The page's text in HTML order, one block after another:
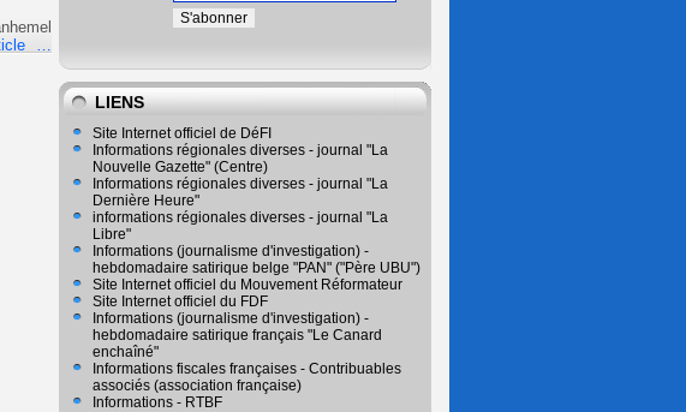
LIENS
Site Internet officiel de DéFI
Informations régionales diverses - journal "La
Nouvelle Gazette" (Centre)
Informations régionales diverses - journal "La
Dernière Heure"
informations régionales diverses - journal "La
Libre"
Informations (journalisme d'investigation) -
hebdomadaire satirique belge "PAN" ("Père UBU")
Site Internet officiel du Mouvement Réformateur
Site Internet officiel du FDF
Informations (journalisme d'investigation) -
hebdomadaire satirique français "Le Canard
enchaîné"
Informations fiscales françaises - Contribuables
associés (association française)
Informations - RTBF